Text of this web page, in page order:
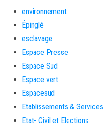
environnement
Épinglé
esclavage
Espace Presse
Espace Sud
Espace vert
Espacesud
Etablissements & Services
Etat- Civil et Elections